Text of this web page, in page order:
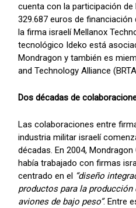
cuenta con la participación
329.687 euros de
la firma israelí Mellanox
tecnológico Ideko está
Mondragon y también es
and Technology Alliance
Dos décadas de
Las colaboraciones entre
industria militar israelí
décadas. En 2004,
había trabajado con firmas
centrado en el “diseño
productos para la
aviones de bajo peso”. Entre